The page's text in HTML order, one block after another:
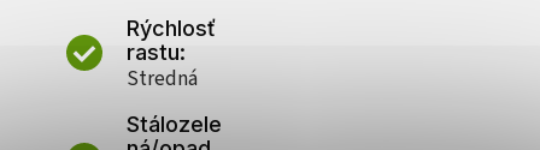
Rýchlosť
rastu:
Stredná
Stálozele